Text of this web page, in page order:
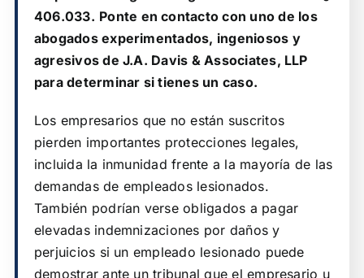
406.033. Ponte en contacto con uno de los
abogados experimentados, ingeniosos y
agresivos de J.A. Davis & Associates, LLP
para determinar si tienes un caso.
Los empresarios que no están suscritos
pierden importantes protecciones legales,
incluida la inmunidad frente a la mayoría de las
demandas de empleados lesionados.
También podrían verse obligados a pagar
elevadas indemnizaciones por daños y
perjuicios si un empleado lesionado puede
demostrar ante un tribunal que el empresario u